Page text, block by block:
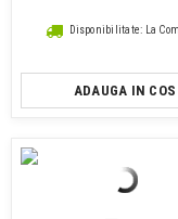
Disponibilitate: La
ADAUGA IN COS